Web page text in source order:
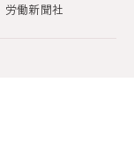
労働新聞社